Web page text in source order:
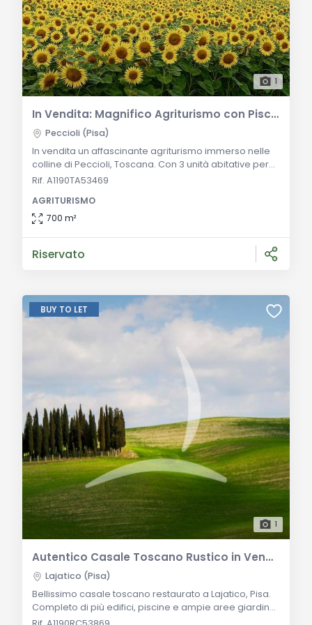
1
In Vendita: Magnifico Agriturismo con Piscina e Giardino Paesaggistico nelle Colline di Peccioli, Toscana
Peccioli (Pisa)
In vendita un affascinante agriturismo immerso nelle
colline di Peccioli, Toscana. Con 3 unità abitative per
un totale di 700 mq e un terreno di 8 ettari, questa
e una piscina a sfioro con vista panoramica.
Descrizione Generale: Questa eccezionale proprietà
Rif. A1190TA53469
AGRITURISMO
700 m²
Riservato
BUY TO LET
1
Autentico Casale Toscano Rustico in Vendita a Lajatico
Lajatico (Pisa)
Bellissimo casale toscano restaurato a Lajatico, Pisa.
Completo di più edifici, piscine e ampie aree giardino,
è una proprietà da sogno per chi cerca lo stile di vita